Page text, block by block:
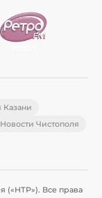
Казани
Новости Чистополя
(«НТР»). Все права